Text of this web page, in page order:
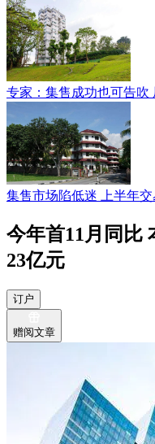
专家：集售成功也可告吹
集售市场陷低迷 上半年
今年首11月同比
23亿元
订户
赠阅文章